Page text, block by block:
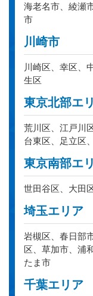
海老名市、綾瀬
市
川崎市
川崎区、幸区、
生区
東京北部エ
荒川区、江戸川
台東区、足立区
東京南部エ
世田谷区、大田
埼玉エリア
岩槻区、春日部
区、草加市、浦
たま市
千葉エリア